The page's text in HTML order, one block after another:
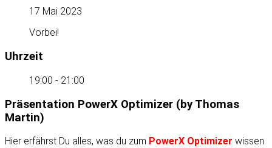
17 Mai 2023
Vorbei!
Uhrzeit
19:00 - 21:00
Präsentation PowerX Optimizer (by Thomas
Martin)
Hier erfährst Du alles, was du zum PowerX Optimizer wissen